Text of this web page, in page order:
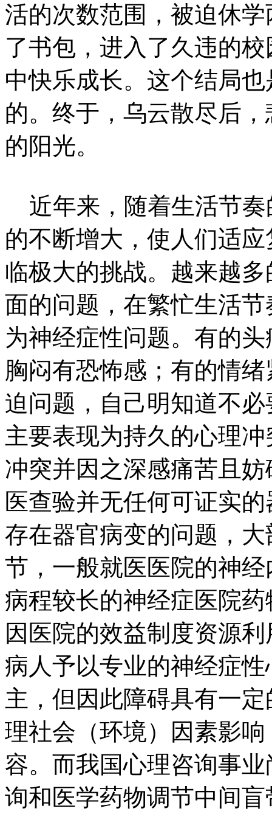
活的次数范围，被迫休
了书包，进入了久违的
中快乐成长。这个结局
的。终于，乌云散尽后
的阳光。
近年来，随着生活节奏
的不断增大，使人们适
临极大的挑战。越来越
面的问题，在繁忙生活
为神经症性问题。有的
胸闷有恐怖感；有的情
迫问题，自己明知道不
主要表现为持久的心理
冲突并因之深感痛苦且
医查验并无任何可证实
存在器官病变的问题，
节，一般就医医院的神
病程较长的神经症医院
因医院的效益制度资源
病人予以专业的神经症
主，但因此障碍具有一
理社会（环境）因素影
容。而我国心理咨询事
询和医学药物调节中间